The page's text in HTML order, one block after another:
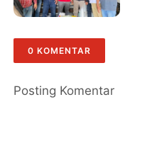
0 KOMENTAR
Posting Komentar